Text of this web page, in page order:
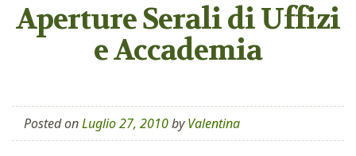
Aperture Serali di Uffizi
e Accademia
Posted onLuglio 27, 2010byValentina